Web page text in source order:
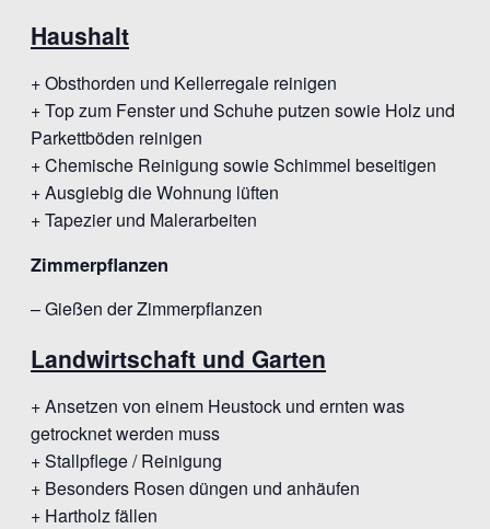
Haushalt
+ Obsthorden und Kellerregale reinigen
+ Top zum Fenster und Schuhe putzen sowie Holz und
Parkettböden reinigen
+ Chemische Reinigung sowie Schimmel beseitigen
+ Ausgiebig die Wohnung lüften
+ Tapezier und Malerarbeiten
Zimmerpflanzen
– Gießen der Zimmerpflanzen
Landwirtschaft und Garten
+ Ansetzen von einem Heustock und ernten was
getrocknet werden muss
+ Stallpflege / Reinigung
+ Besonders Rosen düngen und anhäufen
+ Hartholz fällen